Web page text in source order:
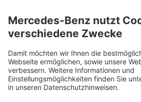
Gefahr, niedrige Temperatur